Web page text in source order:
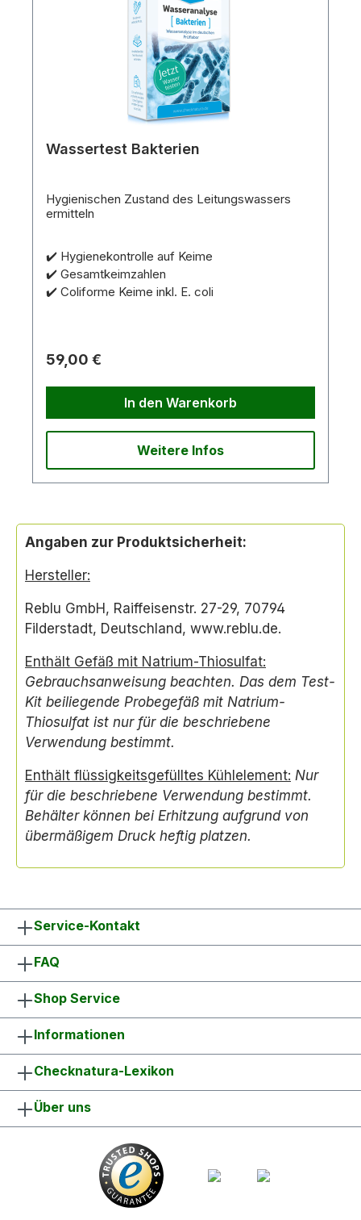
Wassertest Bakterien
Hygienischen Zustand des Leitungswassers
ermitteln
✔️ Hygienekontrolle auf Keime
✔️ Gesamtkeimzahlen
✔️ Coliforme Keime inkl. E. coli
59,00 €
In den Warenkorb
Weitere Infos
Angaben zur Produktsicherheit:
Hersteller:
Reblu GmbH, Raiffeisenstr. 27-29, 70794
Filderstadt, Deutschland, www.reblu.de.
Enthält Gefäß mit Natrium-Thiosulfat:
Gebrauchsanweisung beachten. Das dem Test-
Kit beiliegende Probegefäß mit Natrium-
Thiosulfat ist nur für die beschriebene
Verwendung bestimmt.
Enthält flüssigkeitsgefülltes Kühlelement: Nur
für die beschriebene Verwendung bestimmt.
Behälter können bei Erhitzung aufgrund von
übermäßigem Druck heftig platzen.
Service-Kontakt
FAQ
Shop Service
Informationen
Checknatura-Lexikon
Über uns